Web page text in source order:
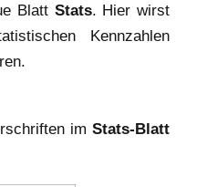
Blatt Stats. Hier wirst
Kennzahlen
im Stats-Blatt